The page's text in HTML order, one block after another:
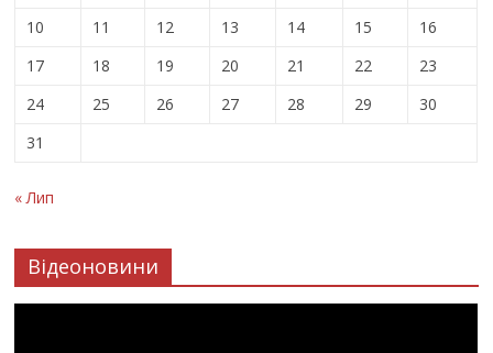
10
11 12 13 14 15
16
17
18 19 20 21 22
23
24
25 26 27 28 29
30
31
« Лип
Відеоновини